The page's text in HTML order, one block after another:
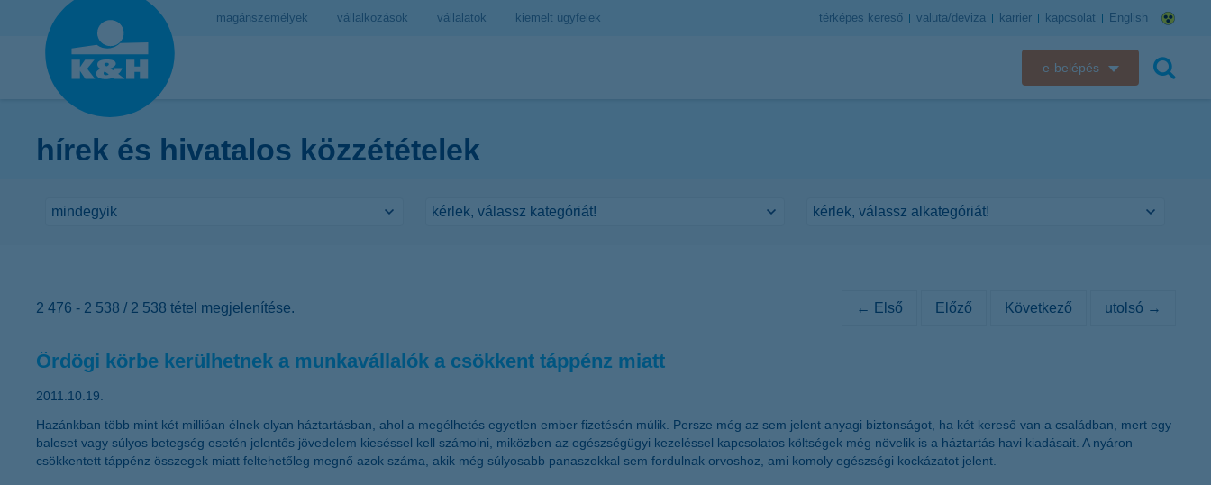
magánszemélyek vállalkozások vállalatok kiemelt ügyfelek térképes kereső valuta/deviza karrier kapcsolat English
e-belépés
K&H token megújítás
hírek és hivatalos közzétételek
2 476 - 2 538 / 2 538 tétel megjelenítése. ← Első Előző Következő utolsó →
Ördögi körbe kerülhetnek a munkavállalók a csökkent táppénz miatt
2011.10.19.
Hazánkban több mint két millióan élnek olyan háztartásban, ahol a megélhetés egyetlen ember fizetésén múlik. Persze még az sem jelent anyagi biztonságot, ha két kereső van a családban, mert egy
baleset vagy súlyos betegség esetén jelentős jövedelem kieséssel kell számolni, miközben az egészségügyi kezeléssel kapcsolatos költségek még növelik is a háztartás havi kiadásait. A nyáron
csökkentett táppénz összegek miatt feltehetőleg megnő azok száma, akik még súlyosabb panaszokkal sem fordulnak orvoshoz, ami komoly egészségi kockázatot jelent.